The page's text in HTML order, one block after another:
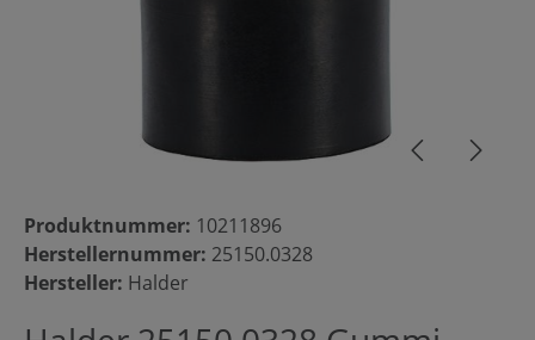
Produktnummer: 10211896
Herstellernummer: 25150.0328
Hersteller: Halder